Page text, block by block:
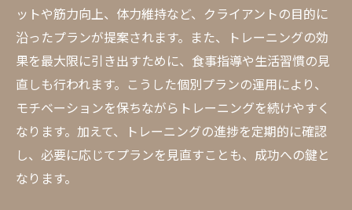
ットや筋力向上、体力維持など、クライアントの目的に
沿ったプランが提案されます。また、トレーニングの効
果を最大限に引き出すために、食事指導や生活習慣の見
直しも行われます。こうした個別プランの運用により、
モチベーションを保ちながらトレーニングを続けやすく
なります。加えて、トレーニングの進捗を定期的に確認
し、必要に応じてプランを見直すことも、成功への鍵と
なります。